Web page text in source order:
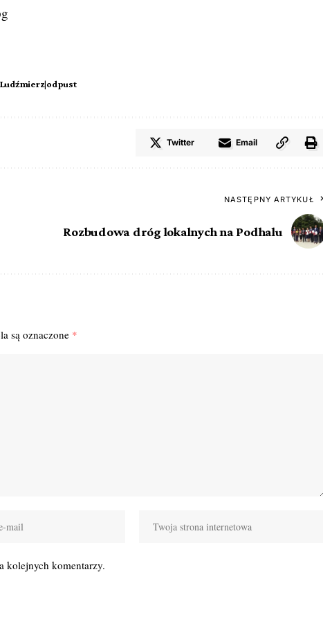
Twitter Email
NASTĘPNY ARTYKUŁ
Rozbudowa dróg lokalnych na Podhalu
są oznaczone *
kolejnych komentarzy.